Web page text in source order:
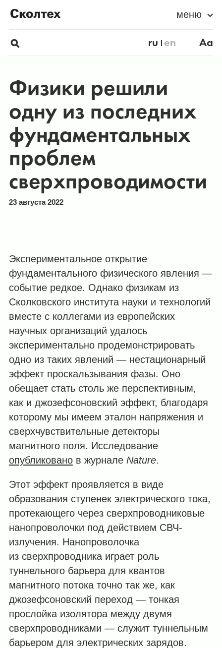
меню
ru en Aa
Физики решили
одну из последних
фундаментальных
проблем
сверхпроводимости
23 августа 2022
Экспериментальное открытие
фундаментального физического явления —
событие редкое. Однако физикам из
Сколковского института науки и технологий
вместе с коллегами из европейских
научных организаций удалось
экспериментально продемонстрировать
одно из таких явлений — нестационарный
эффект проскальзывания фазы. Оно
обещает стать столь же перспективным,
как и джозефсоновский эффект, благодаря
которому мы имеем эталон напряжения и
сверхчувствительные детекторы
магнитного поля. Исследование
опубликованов журнале Nature.
Этот эффект проявляется в виде
образования ступенек электрического тока,
протекающего через сверхпроводниковые
нанопроволочки под действием СВЧ-
излучения. Нанопроволочка
из сверхпроводника играет роль
туннельного барьера для квантов
магнитного потока точно так же, как
джозефсоновский переход — тонкая
прослойка изолятора между двумя
сверхпроводниками — служит туннельным
барьером для электрических зарядов.